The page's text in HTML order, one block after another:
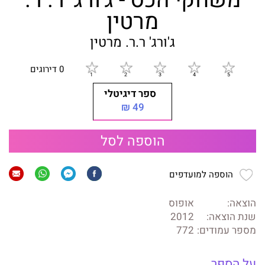
מרטין
ג'ורג' ר.ר. מרטין
0 דירוגים
ספר דיגיטלי
49 ₪
הוספה לסל
הוספה למועדפים
הוצאה:
אופוס
שנת הוצאה:
2012
מספר עמודים: 772